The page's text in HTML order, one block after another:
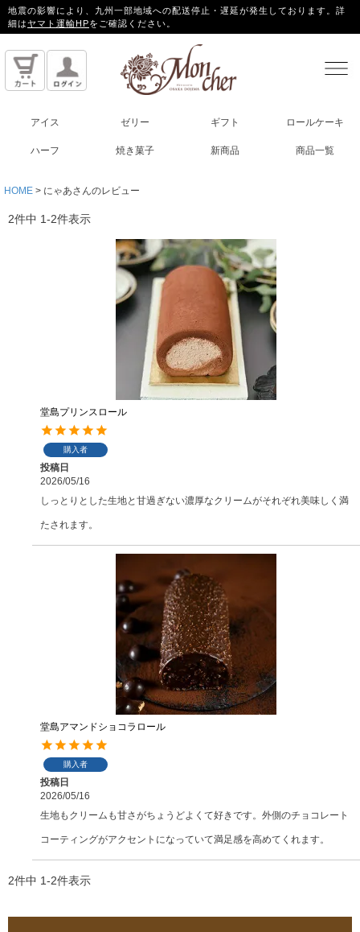
地震の影響により、九州一部地域への配送停止・遅延が発生しております。詳
細はヤマト運輸HPをご確認ください。
アイス ゼリー ギフト ロールケーキ
ハーフ 焼き菓子 新商品 商品一覧
HOME にゃあさんのレビュー
2件中 1-2件表示
堂島プリンスロール
購入者
投稿日
2026/05/16
しっとりとした生地と甘過ぎない濃厚なクリームがそれぞれ美味しく満
たされます。
堂島アマンドショコラロール
購入者
投稿日
2026/05/16
生地もクリームも甘さがちょうどよくて好きです。外側のチョコレート
コーティングがアクセントになっていて満足感を高めてくれます。
2件中 1-2件表示